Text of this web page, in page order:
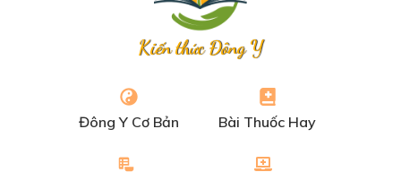
Kiến thức Đông Y
Đông Y Cơ Bản Bài Thuốc Hay